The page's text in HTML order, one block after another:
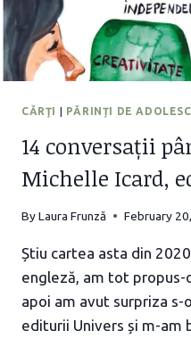
CĂRŢI PĂRINȚI DE
14 conversații
Michelle Icard,
ByLaura Frunză February
Știu cartea asta din
engleză, am tot
apoi am avut surpriza
editurii Univers și m-am